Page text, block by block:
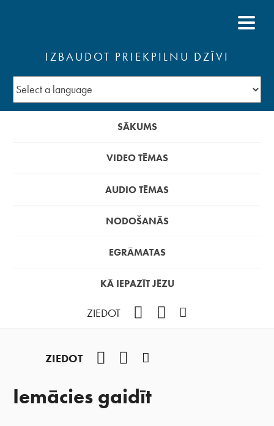
IZBAUDOT PRIEKPILNU DZĪVI
SĀKUMS
VIDEO TĒMAS
AUDIO TĒMAS
NODOŠANĀS
EGRĀMATAS
KĀ IEPAZĪT JĒZU
ZIEDOT FacebookYouTube
ZIEDOT FacebookYouTube
Iemācies gaidīt